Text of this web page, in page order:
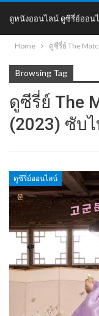
ดูหนังออนไลน์ ดูซีรี่ย์ออน
DoDoNung
Home ดูซีรี่ย์ The
Browsing Tag
ดูซีรี่ย์ The
(2023) ซับ
ดูซีรี่ย์ออนไลน์